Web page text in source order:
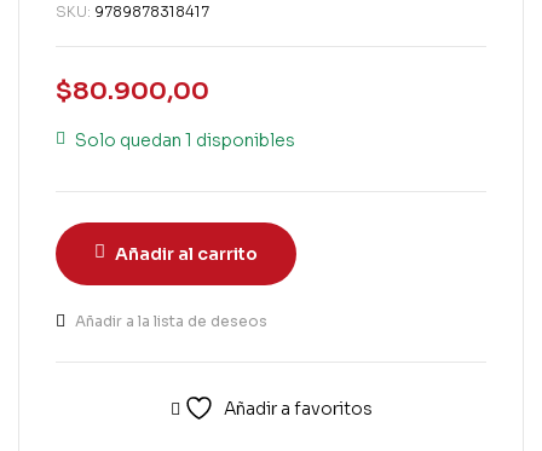
SKU: 9789878318417
$80.900,00
Solo quedan 1 disponibles
Añadir al carrito
Añadir a la lista de deseos
Añadir a favoritos